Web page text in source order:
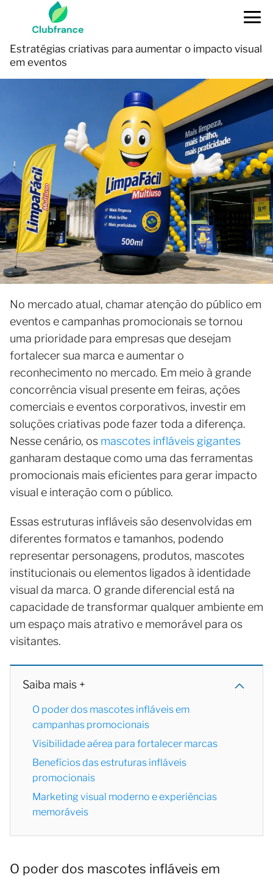
Estratégias criativas para aumentar o impacto visual
em eventos
No mercado atual, chamar atenção do público em
eventos e campanhas promocionais se tornou
uma prioridade para empresas que desejam
fortalecer sua marca e aumentar o
reconhecimento no mercado. Em meio à grande
concorrência visual presente em feiras, ações
comerciais e eventos corporativos, investir em
soluções criativas pode fazer toda a diferença.
Nesse cenário, os mascotes infláveis gigantes
ganharam destaque como uma das ferramentas
promocionais mais eficientes para gerar impacto
visual e interação com o público.
Essas estruturas infláveis são desenvolvidas em
diferentes formatos e tamanhos, podendo
representar personagens, produtos, mascotes
institucionais ou elementos ligados à identidade
visual da marca. O grande diferencial está na
capacidade de transformar qualquer ambiente em
um espaço mais atrativo e memorável para os
visitantes.
Saiba mais +
O poder dos mascotes infláveis em
campanhas promocionais
Visibilidade aérea para fortalecer marcas
Benefícios das estruturas infláveis
promocionais
Marketing visual moderno e experiências
memoráveis
O poder dos mascotes infláveis em